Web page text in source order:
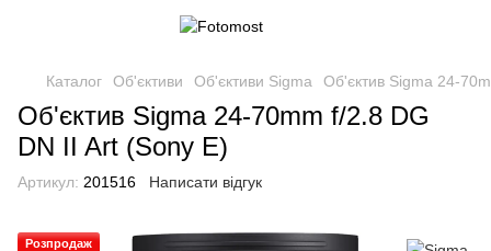
Каталог Об'єктиви Об'єктиви Sigma Об'єктив Sigma 24-
Об'єктив Sigma 24-70mm f/2.8 DG
DN II Art (Sony E)
Артикул: 201516 Написати відгук
Розпродаж